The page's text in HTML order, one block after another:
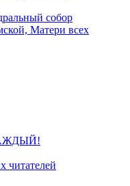
собор
Матери всех
читателей